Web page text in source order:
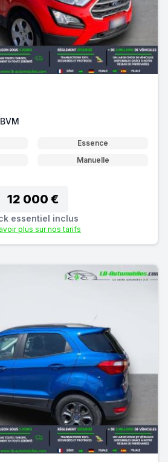
Essence
Manuelle
12 000 €
essentiel inclus
plus sur nos tarifs